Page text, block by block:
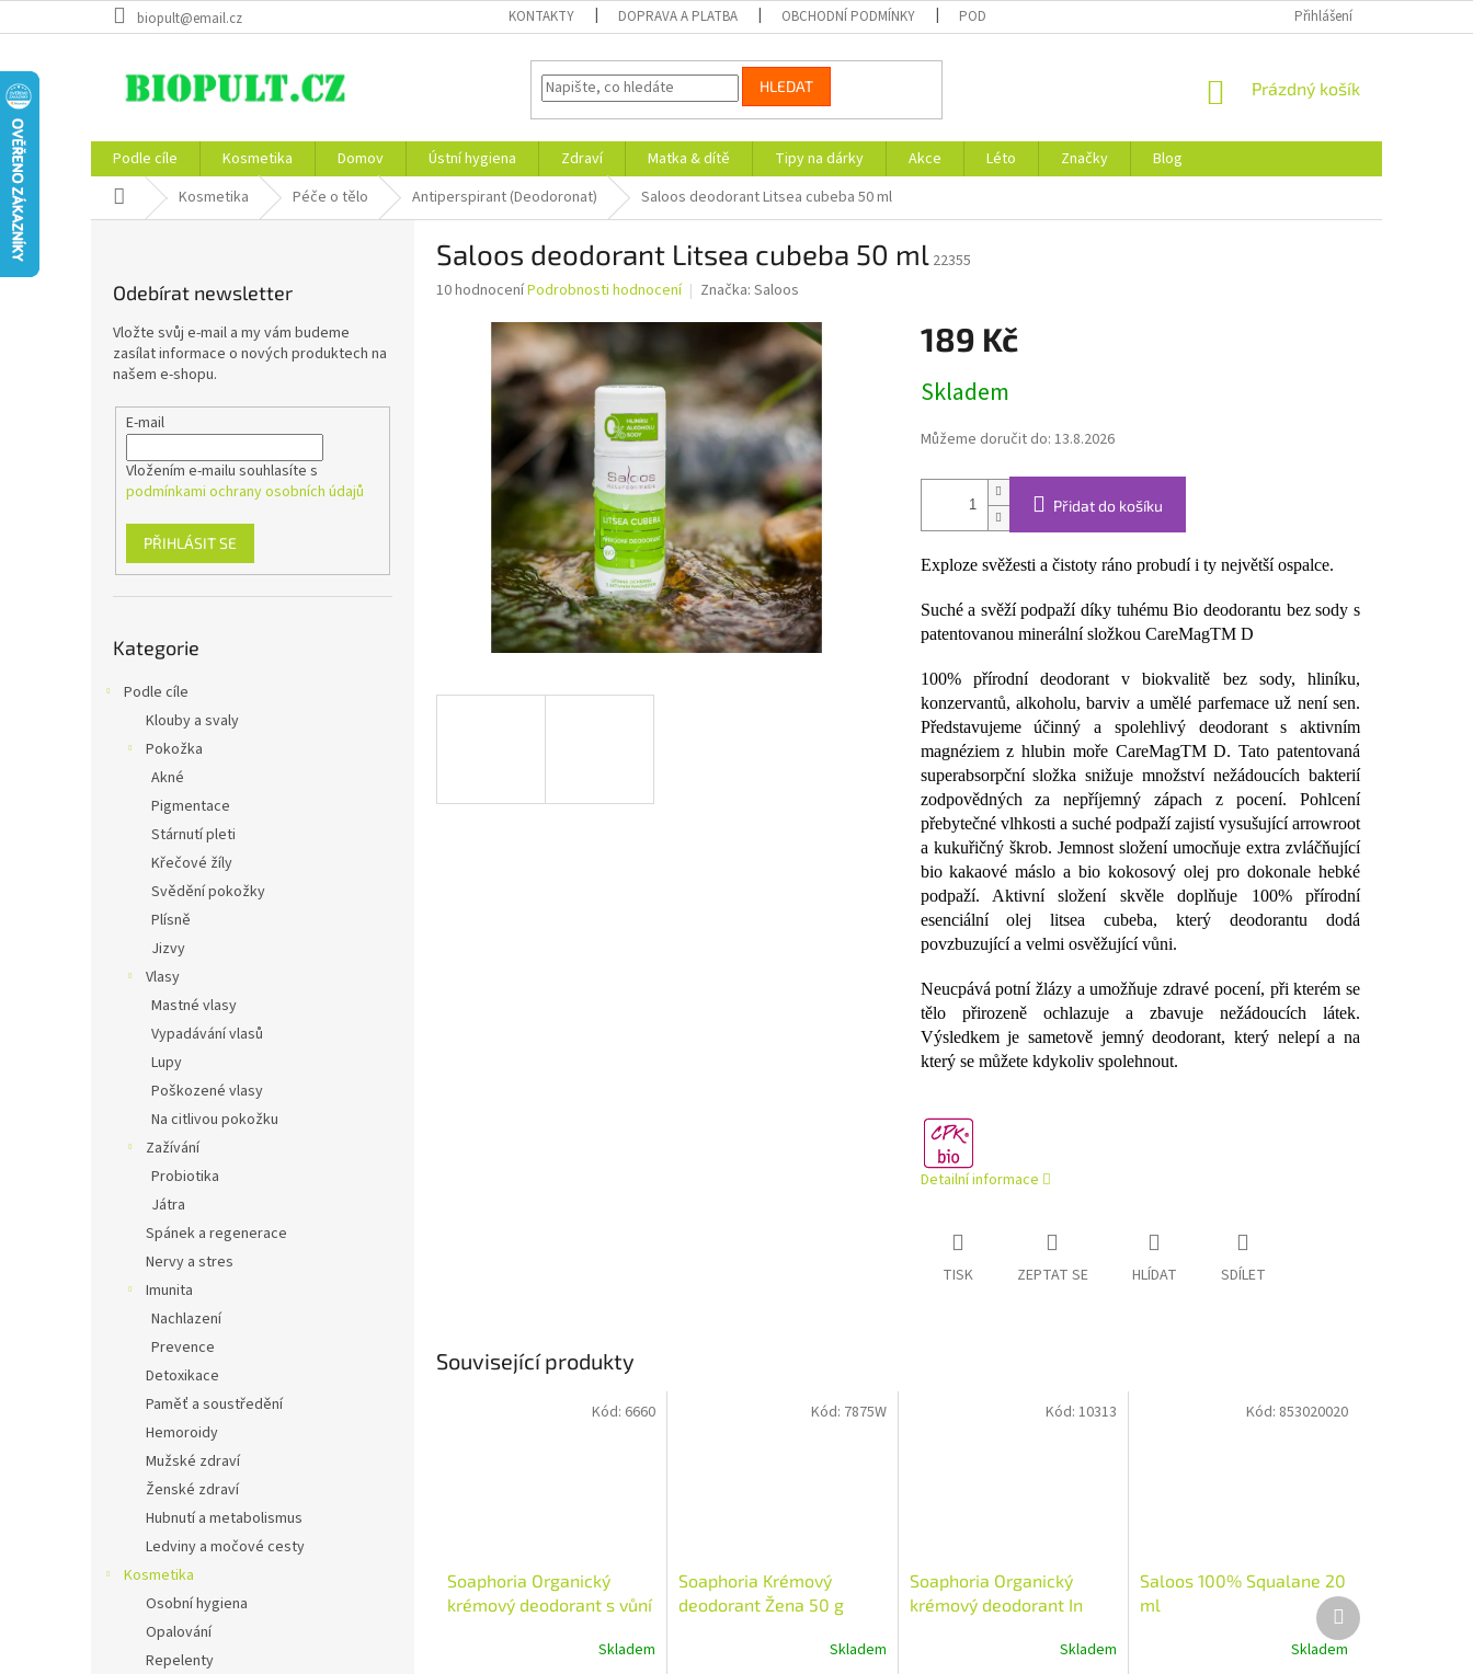
na
biopult@email.cz KONTAKTY DOPRAVA A PLATBA OBCHODNÍ PODMÍNKY PODMÍNKY OCHRANY OSOBNÍCH ÚDAJŮ Přihlášení
HLEDAT
NÁKUPNÍ
Prázdný košík
Podle cíle Kosmetika Domov Ústní hygiena Zdraví Matka & dítě Tipy na dárky Akce Léto Značky
Blog
Domů Kosmetika Péče o tělo Antiperspirant (Deodoronat) Saloos deodorant Litsea cubeba 50 ml
Odebírat newsletter
Vložte svůj e-mail a my vám budeme
zasílat informace o nových produktech na
našem e-shopu.
E-mail
Vložením e-mailu souhlasíte s
podmínkami ochrany osobních údajů
PŘIHLÁSIT SE
kategorie
Kategorie
Podle cíle
Klouby a svaly
Pokožka
Akné
Pigmentace
Stárnutí pleti
Křečové žíly
Svědění pokožky
Plísně
Jizvy
Vlasy
Mastné vlasy
Vypadávání vlasů
Lupy
Poškozené vlasy
Na citlivou pokožku
Zažívání
Probiotika
Játra
Spánek a regenerace
Nervy a stres
Imunita
Nachlazení
Prevence
Detoxikace
Paměť a soustředění
Hemoroidy
Mužské zdraví
Ženské zdraví
Hubnutí a metabolismus
Ledviny a močové cesty
Kosmetika
Osobní hygiena
Opalování
Repelenty
Saloos deodorant Litsea cubeba 50 ml 22355
Průměrné
produktu
hvězdiček.
10 hodnoceníPodrobnosti hodnocení Značka: Saloos
189 Kč
cena:
Skladem
Můžeme doručit do: 13.8.2026
Přidat do košíku
Exploze svěžesti a čistoty ráno probudí i ty největší ospalce.
Suché a svěží podpaží díky tuhému Bio deodorantu bez sody s
patentovanou minerální složkou CareMagTM D
100% přírodní deodorant v biokvalitě bez sody, hliníku,
konzervantů, alkoholu, barviv a umělé parfemace už není sen.
Představujeme účinný a spolehlivý deodorant s aktivním
magnéziem z hlubin moře CareMagTM D. Tato patentovaná
superabsorpční složka snižuje množství nežádoucích bakterií
zodpovědných za nepříjemný zápach z pocení. Pohlcení
přebytečné vlhkosti a suché podpaží zajistí vysušující arrowroot
a kukuřičný škrob. Jemnost složení umocňuje extra zvláčňující
bio kakaové máslo a bio kokosový olej pro dokonale hebké
podpaží. Aktivní složení skvěle doplňuje 100% přírodní
esenciální olej litsea cubeba, který deodorantu dodá
povzbuzující a velmi osvěžující vůni.
Neucpává potní žlázy a umožňuje zdravé pocení, při kterém se
tělo přirozeně ochlazuje a zbavuje nežádoucích látek.
Výsledkem je sametově jemný deodorant, který nelepí a na
který se můžete kdykoliv spolehnout.
Detailní informace
TISK ZEPTAT SE HLÍDAT SDÍLET
Související produkty
Soaphoria Organický
krémový deodorant s vůní
Skladem
Kód: 6660
Soaphoria Krémový
deodorant Žena 50 g
Skladem
Kód: 7875W
Soaphoria Organický
krémový deodorant In
Skladem
Kód:10313
Saloos 100% Squalane 20
ml
Skladem
Kód: 853020020
Další
produkt